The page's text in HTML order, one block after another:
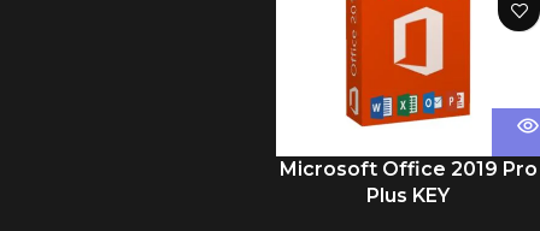
Microsoft Office 2019 Pro
Plus KEY